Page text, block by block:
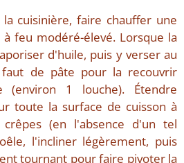
cuisinière, faire chauffer une
feu modéré-élevé. Lorsque la
d'huile, puis y verser au
de pâte pour la recouvrir
(environ 1 louche). Étendre
toute la surface de cuisson à
(en l'absence d'un tel
l'incliner légèrement, puis
tournant pour faire pivoter la